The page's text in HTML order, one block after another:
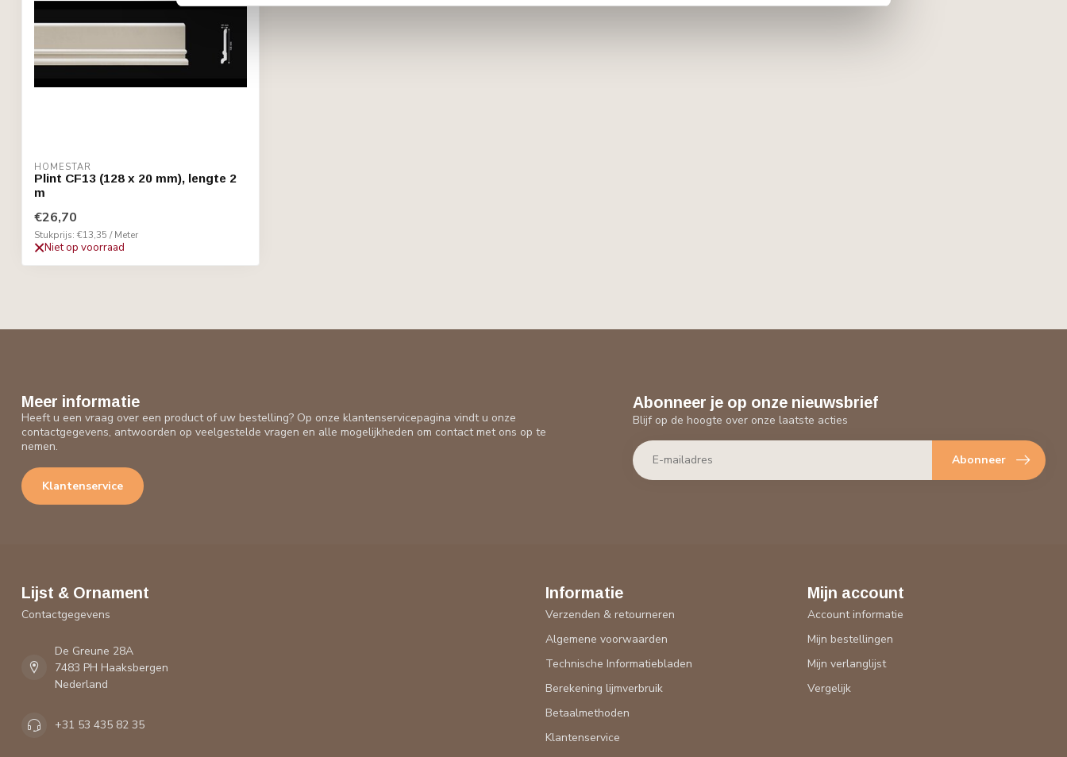
HOMESTAR
Plint CF13 (128 x 20 mm), lengte 2
m
€26,70
Stukprijs: €13,35 / Meter
Niet op voorraad
Meer informatie
Heeft u een vraag over een product of uw bestelling? Op onze klantenservicepagina vindt u onze
contactgegevens, antwoorden op veelgestelde vragen en alle mogelijkheden om contact met ons op te
nemen.
Klantenservice
Abonneer je op onze nieuwsbrief
Blijf op de hoogte over onze laatste acties
Abonneer
Lijst & Ornament
Contactgegevens
De Greune 28A
7483 PH Haaksbergen
Nederland
+31 53 435 82 35
Informatie
Verzenden & retourneren
Algemene voorwaarden
Technische Informatiebladen
Berekening lijmverbruik
Betaalmethoden
Klantenservice
Mijn account
Account informatie
Mijn bestellingen
Mijn verlanglijst
Vergelijk